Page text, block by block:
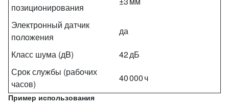
позиционирования
Электронный датчик
положения
да
Класс шума (дB)
42 дБ
Срок службы (рабочих
часов)
40 000 ч
Пример использования